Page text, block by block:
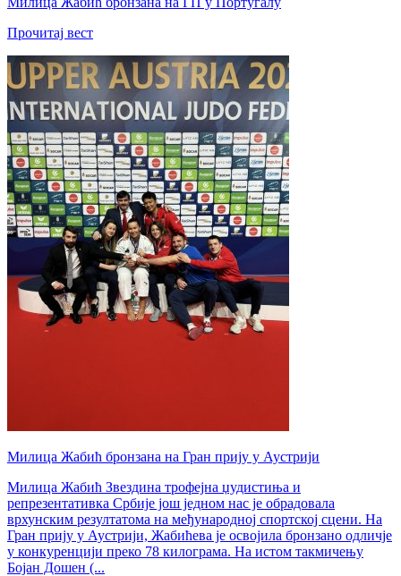
Прочитај вест
Милица Жабић бронзана на Гран прију у Аустрији
Милица Жабић Звездина трофејна џудистиња и
репрезентативка Србије још једном нас је обрадовала
врхунским резултатома на међународној спортској сцени. На
Гран прију у Аустрији, Жабићева је освојила бронзано одличје
у конкуренцији преко 78 килограма. На истом такмичењу
Бојан Дошен (...